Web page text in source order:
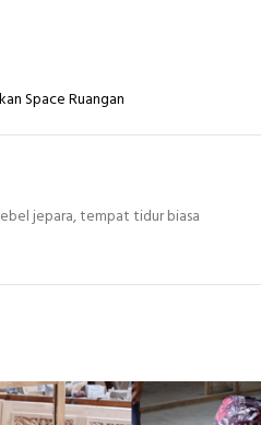
Space Ruangan
jepara,tempat tidur biasa